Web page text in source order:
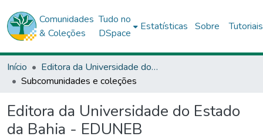
Comunidades
& Coleções
Tudo no
DSpace
Estatísticas Sobre Tutoriais
Início
Editora da Universidade do Estado da Bahia - EDUNEB
Subcomunidades e coleções
Editora da Universidade do Estado
da Bahia - EDUNEB